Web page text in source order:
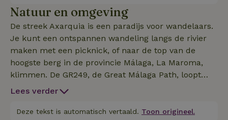
omgeving. Je beleeft er prachtige zonsondergangen
en een sterrenhemel. De vallei waarin dit
natuurhuisje ligt, is bijzonder mooi in de lente,
herfst en winter, en de omliggende witte dorpjes
blijven levendige plekken waar de lokale bevolking
hun dagelijkse bezigheden uitvoert en geniet van
markten, winkels, bars en geweldige restaurants.
Zwembadverwarming is beschikbaar tegen meerprijs.
Natuur en omgeving
De streek Axarquia is een paradijs voor wandelaars.
Je kunt een ontspannen wandeling langs de rivier
maken met een picknick, of naar de top van de
hoogste berg in de provincie Málaga, La Maroma,
klimmen. De GR249, de Great Málaga Path, loopt
vlak langs Cómpeta. De keuze aan wandelingen is
beekjes, watervallen, wilde bloemen, berggeiten en
Lees verder
Deze tekst is automatisch vertaald. Toon origineel.